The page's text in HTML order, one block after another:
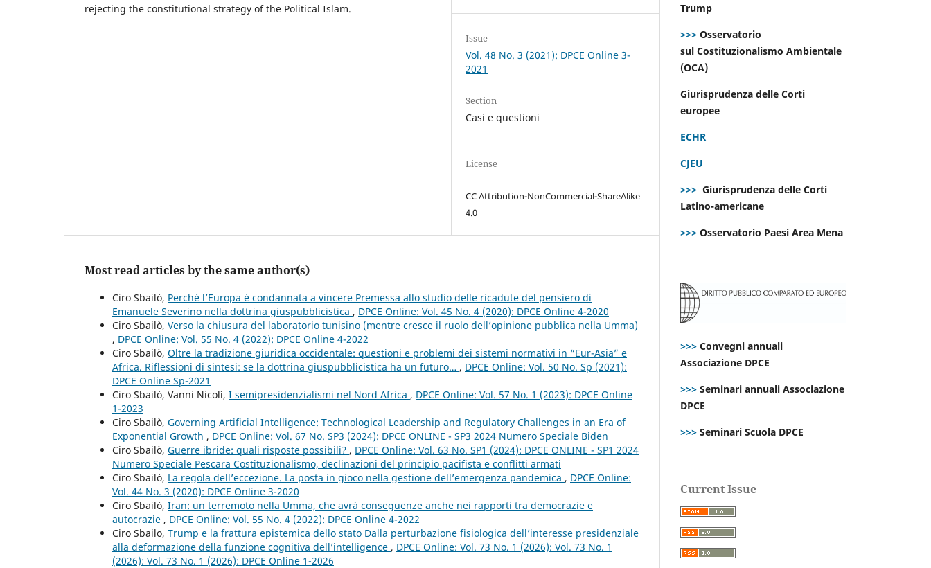
rejecting the constitutional strategy of the Political Islam.
Issue
Vol. 48 No. 3 (2021): DPCE Online 3-
2021
Section
Casi e questioni
License
CC Attribution-NonCommercial-ShareAlike
4.0
Most read articles by the same author(s)
Ciro Sbailò, Perché l’Europa è condannata a vincere Premessa allo studio delle ricadute del pensiero di
Emanuele Severino nella dottrina giuspubblicistica , DPCE Online: Vol. 45 No. 4 (2020): DPCE Online 4-2020
Ciro Sbailò, Verso la chiusura del laboratorio tunisino (mentre cresce il ruolo dell’opinione pubblica nella Umma)
, DPCE Online: Vol. 55 No. 4 (2022): DPCE Online 4-2022
Ciro Sbailò, Oltre la tradizione giuridica occidentale: questioni e problemi dei sistemi normativi in “Eur-Asia” e
Africa. Riflessioni di sintesi: se la dottrina giuspubblicistica ha un futuro… , DPCE Online: Vol. 50 No. Sp (2021):
DPCE Online Sp-2021
Ciro Sbailò, Vanni Nicolì, I semipresidenzialismi nel Nord Africa , DPCE Online: Vol. 57 No. 1 (2023): DPCE Online
1-2023
Ciro Sbailò, Governing Artificial Intelligence: Technological Leadership and Regulatory Challenges in an Era of
Exponential Growth , DPCE Online: Vol. 67 No. SP3 (2024): DPCE ONLINE - SP3 2024 Numero Speciale Biden
Ciro Sbailò, Guerre ibride: quali risposte possibili? , DPCE Online: Vol. 63 No. SP1 (2024): DPCE ONLINE - SP1 2024
Numero Speciale Pescara Costituzionalismo, declinazioni del principio pacifista e conflitti armati
Ciro Sbailò, La regola dell’eccezione. La posta in gioco nella gestione dell’emergenza pandemica , DPCE Online:
Vol. 44 No. 3 (2020): DPCE Online 3-2020
Ciro Sbailò, Iran: un terremoto nella Umma, che avrà conseguenze anche nei rapporti tra democrazie e
autocrazie , DPCE Online: Vol. 55 No. 4 (2022): DPCE Online 4-2022
Ciro Sbailo, Trump e la frattura epistemica dello stato Dalla perturbazione fisiologica dell’interesse presidenziale
alla deformazione della funzione cognitiva dell’intelligence , DPCE Online: Vol. 73 No. 1 (2026): Vol. 73 No. 1
(2026): Vol. 73 No. 1 (2026): DPCE Online 1-2026
Trump
>>> Osservatorio
sul Costituzionalismo Ambientale
(OCA)
Giurisprudenza delle Corti
europee
ECHR
CJEU
>>> Giurisprudenza delle Corti
Latino-americane
>>> Osservatorio Paesi Area Mena
>>> Convegni annuali
Associazione DPCE
>>> Seminari annuali Associazione
DPCE
>>> Seminari Scuola DPCE
Current Issue